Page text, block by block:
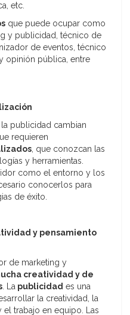
etc.
que puede ocupar como
y publicidad, técnico de
de eventos, técnico
opinión pública, entre
publicidad cambian
requieren
, que conozcan las
y herramientas.
como el entorno y los
conocerlos para
de éxito.
y pensamiento
de marketing y
creatividad y de
. La publicidad es una
la creatividad, la
el trabajo en equipo. Las